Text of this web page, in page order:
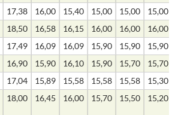
17,38 16,00 15,40 15,00 15,00
15,00
18,50 16,58 16,15 16,00 16,00
16,00
17,49 16,09 16,09 15,90 15,90
15,90
16,90 15,90 16,10 15,90 15,70
15,70
17,04 15,89 15,58 15,58 15,58
15,30
18,00 16,45 16,00 15,70 15,50 15,20